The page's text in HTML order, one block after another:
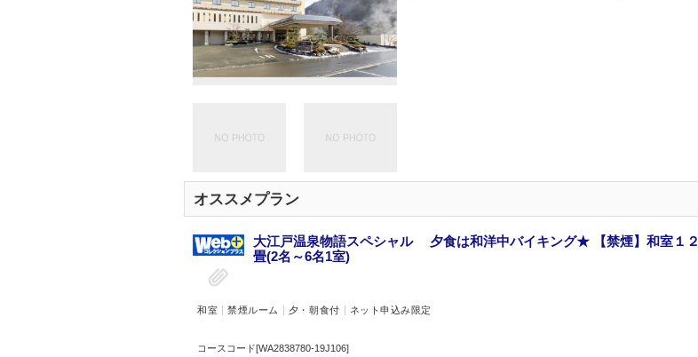
オススメプラン
大江戸温泉物語スペシャル 夕食は和洋中バイキング★ 【禁煙】和室１２
畳(2名～6名1室)
和室 禁煙ルーム 夕・朝食付 ネット申込み限定
コースコード[WA2838780-19J106]